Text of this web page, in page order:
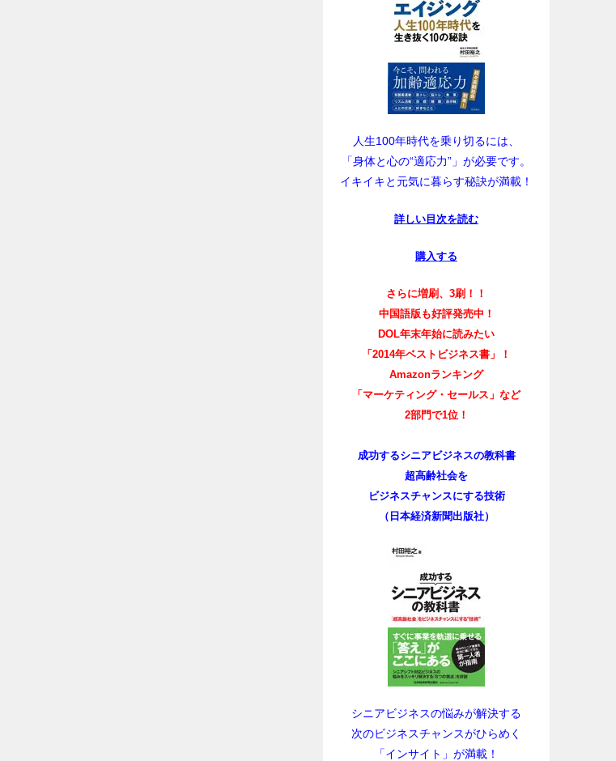
人生100年時代を乗り切るには、
「身体と心の“適応力”」が必要です。
イキイキと元気に暮らす秘訣が満載！
詳しい目次を読む
購入する
さらに増刷、3刷！！
中国語版も好評発売中！
DOL年末年始に読みたい
「2014年ベストビジネス書」！
Amazonランキング
「マーケティング・セールス」など
2部門で1位！
成功するシニアビジネスの教科書
超高齢社会を
ビジネスチャンスにする技術
（日本経済新聞出版社）
シニアビジネスの悩みが解決する
次のビジネスチャンスがひらめく
「インサイト」が満載！